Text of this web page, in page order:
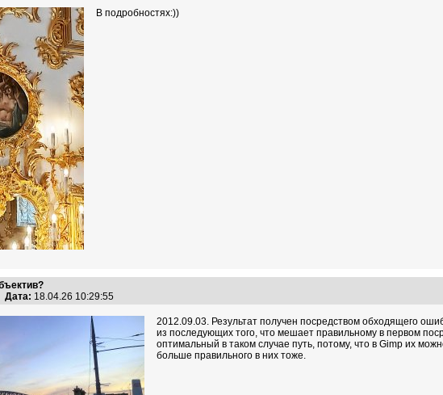
В подробностях:))
Дата: 18.04.26 10:29:55
2012.09.03. Результат получен посредством обходящего
из последующих того, что мешает правильному в первом
оптимальный в таком случае путь, потому, что в Gimp их
больше правильного в них тоже.